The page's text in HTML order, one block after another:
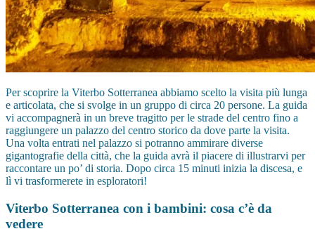
Per scoprire la Viterbo Sotterranea abbiamo scelto la visita più lunga
e articolata, che si svolge in un gruppo di circa 20 persone. La guida
vi accompagnerà in un breve tragitto per le strade del centro fino a
raggiungere un palazzo del centro storico da dove parte la visita.
Una volta entrati nel palazzo si potranno ammirare diverse
gigantografie della città, che la guida avrà il piacere di illustrarvi per
raccontare un po’ di storia. Dopo circa 15 minuti inizia la discesa, e
lì vi trasformerete in esploratori!
Viterbo Sotterranea con i bambini: cosa c’è da
vedere